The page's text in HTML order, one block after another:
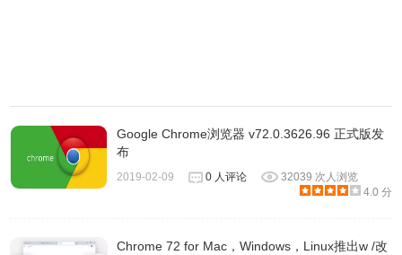
Google Chrome浏览器 v72.0.3626.96 正式版发
布
2019-02-09 0 人评论
32039 次人浏览
4.0 分
Chrome 72 for Mac，Windows，Linux推出w /改